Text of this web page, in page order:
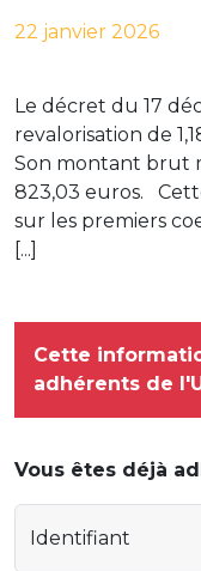
22 janvier 2026
Le décret du 17
revalorisation de
Son montant brut
823,03 euros.
sur les premiers
[...]
Cette
adhérents de
Vous êtes déjà
Identifiant